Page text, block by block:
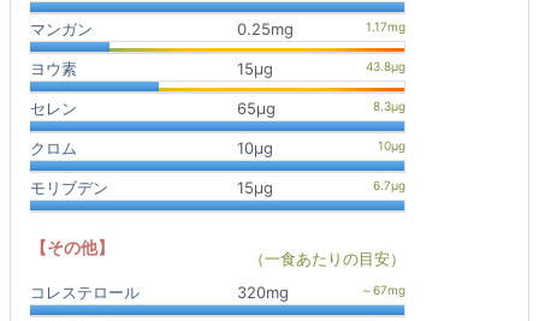
マンガン 0.25mg
ヨウ素 15μg
セレン 65μg
クロム 10μg
モリブデン 15μg
【その他】
（一食あたりの目安）
コレステロール
320mg